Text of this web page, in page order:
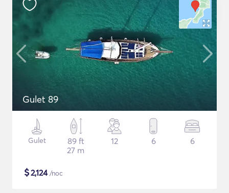
Gulet 89
Gulet
89 ft
27 m
12 6 6
$2,124/noc